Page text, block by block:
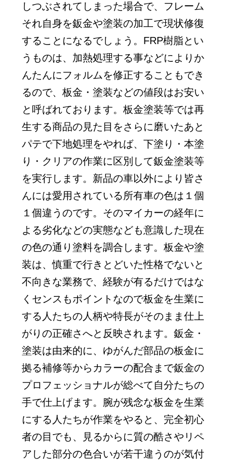
しつぶされてしまった場合で、フレーム
それ自身を鈑金や塗装の加工で現状修復
することになるでしょう。FRP樹脂とい
うものは、加熱処理する事などによりか
んたんにフォルムを修正することもでき
るので、板金・塗装などの値段はお安い
と呼ばれております。板金塗装等では再
生する商品の見た目をさらに磨いたあと
パテで下地処理をやれば、下塗り・本塗
り・クリアの作業に区別して鈑金塗装等
を実行します。新品の車以外により皆さ
んには愛用されている所有車の色は１個
１個違うのです。そのマイカーの経年に
よる劣化などの実態なども意識した現在
の色の通り塗料を調合します。板金や塗
装は、慎重で行きとどいた性格でないと
不向きな業務で、経験が有るだけではな
くセンスもポイントなので板金を生業に
する人たちの人柄や特長がそのまま仕上
がりの正確さへと反映されます。鈑金・
塗装は由来的に、ゆがんだ部品の板金に
拠る補修等からカラーの配合まで鈑金の
プロフェッショナルが総べて自分たちの
手で仕上げます。腕が残念な板金を生業
にする人たちが作業をやると、完全初心
者の目でも、見るからに質の酷さやリペ
アした部分の色合いが若干違うのが気付